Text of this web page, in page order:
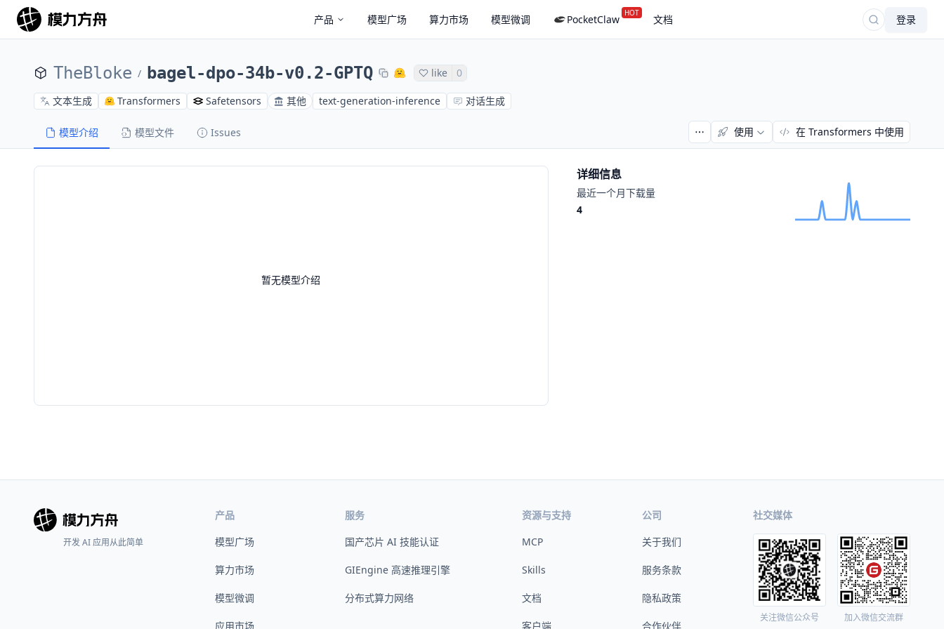
产品 模型广场 算力市场 模型微调 PocketClaw HOT 文档 登录
TheBloke / bagel-dpo-34b-v0.2-GPTQ like 0
文本生成 Transformers Safetensors 其他 text-generation-inference 对话生成
模型介绍 模型文件 Issues 使用 在 Transformers 中使用
暂无模型介绍
详细信息
最近一个月下载量
4
开发 AI 应用从此简单
产品
模型广场
算力市场
模型微调
应用市场
服务
国产芯片 AI 技能认证
GIEngine 高速推理引擎
分布式算力网络
资源与支持
MCP
Skills
文档
客户端
公司
关于我们
服务条款
隐私政策
合作伙伴
社交媒体
关注微信公众号 加入微信交流群